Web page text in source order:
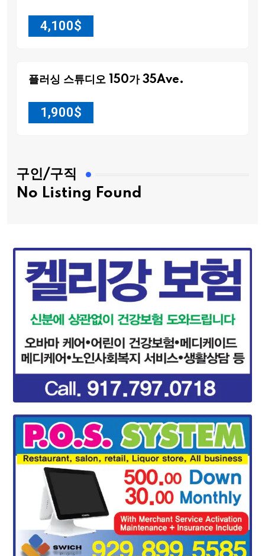
4,100$
플러싱 스튜디오 150가 35Ave.
1,900$
구인/구직
No Listing Found